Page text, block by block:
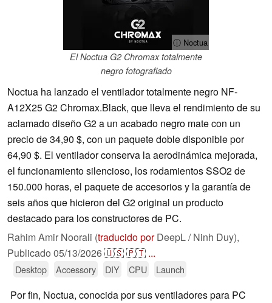
ⓘ Noctua
El Noctua G2 Chromax totalmente
negro fotografiado
Noctua ha lanzado el ventilador totalmente negro NF-
A12X25 G2 Chromax.Black, que lleva el rendimiento de su
aclamado diseño G2 a un acabado negro mate con un
precio de 34,90 $, con un paquete doble disponible por
64,90 $. El ventilador conserva la aerodinámica mejorada,
el funcionamiento silencioso, los rodamientos SSO2 de
150.000 horas, el paquete de accesorios y la garantía de
seis años que hicieron del G2 original un producto
destacado para los constructores de PC.
Rahim Amir Noorali (traducido porDeepL / Ninh Duy),
Publicado 05/13/2026🇺🇸🇵🇹 ...
Desktop Accessory DIY CPU Launch
Por fin, Noctua, conocida por sus ventiladores para PC